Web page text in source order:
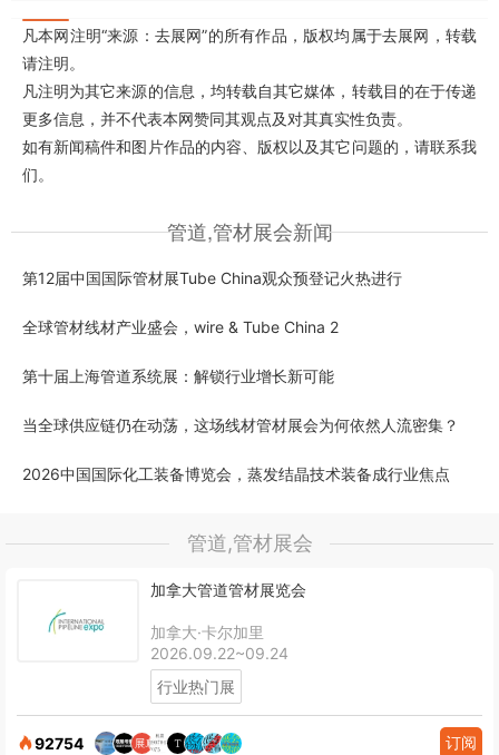
凡本网注明“来源：去展网”的所有作品，版权均属于去展网，转载
请注明。
凡注明为其它来源的信息，均转载自其它媒体，转载目的在于传递
更多信息，并不代表本网赞同其观点及对其真实性负责。
如有新闻稿件和图片作品的内容、版权以及其它问题的，请联系我
们。
管道,管材展会新闻
第12届中国国际管材展Tube China观众预登记火热进行
全球管材线材产业盛会，wire & Tube China 2
第十届上海管道系统展：解锁行业增长新可能
当全球供应链仍在动荡，这场线材管材展会为何依然人流密集？
2026中国国际化工装备博览会，蒸发结晶技术装备成行业焦点
管道,管材展会
加拿大管道管材展览会
加拿大·卡尔加里
2026.09.22~09.24
行业热门展
92754 订阅